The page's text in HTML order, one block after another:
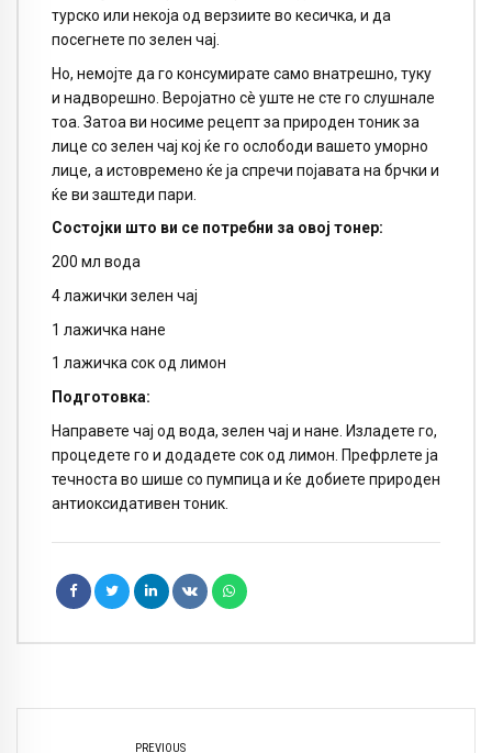
турско или некоја од верзиите во кесичка, и да
посегнете по зелен чај.
Но, немојте да го консумирате само внатрешно, туку
и надворешно. Веројатно сè уште не сте го слушнале
тоа. Затоа ви носиме рецепт за природен тоник за
лице со зелен чај кој ќе го ослободи вашето уморно
лице, а истовремено ќе ја спречи појавата на брчки и
ќе ви заштеди пари.
Состојки што ви се потребни за овој тонер:
200 мл вода
4 лажички зелен чај
1 лажичка нане
1 лажичка сок од лимон
Подготовка:
Направете чај од вода, зелен чај и нане. Изладете го,
процедете го и додадете сок од лимон. Префрлете ја
течноста во шише со пумпица и ќе добиете природен
антиоксидативен тоник.
PREVIOUS